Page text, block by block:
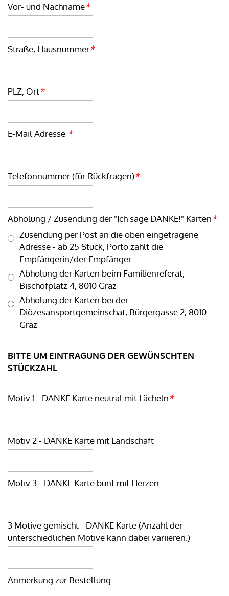
Vor- und Nachname*
Straße, Hausnummer*
PLZ, Ort*
E-Mail Adresse *
Telefonnummer (für Rückfragen)*
Abholung / Zusendung der "Ich sage DANKE!" Karten*
Zusendung per Post an die oben eingetragene
Adresse - ab 25 Stück, Porto zahlt die
Empfängerin/der Empfänger
Abholung der Karten beim Familienreferat,
Bischofplatz 4, 8010 Graz
Abholung der Karten bei der
Diözesansportgemeinschat, Bürgergasse 2, 8010
Graz
BITTE UM EINTRAGUNG DER GEWÜNSCHTEN
STÜCKZAHL
Motiv 1 - DANKE Karte neutral mit Lächeln*
Motiv 2 - DANKE Karte mit Landschaft
Motiv 3 - DANKE Karte bunt mit Herzen
3 Motive gemischt - DANKE Karte (Anzahl der
unterschiedlichen Motive kann dabei variieren.)
Anmerkung zur Bestellung